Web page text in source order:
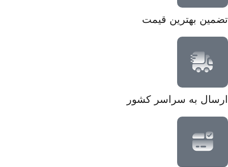
تضمین بهترین قیمت
ارسال به سراسر کشور